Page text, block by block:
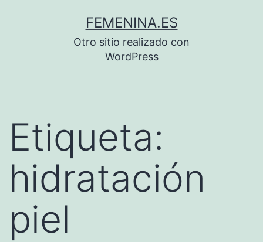
FEMENINA.ES
Otro sitio realizado con
WordPress
Etiqueta:
hidratación
piel